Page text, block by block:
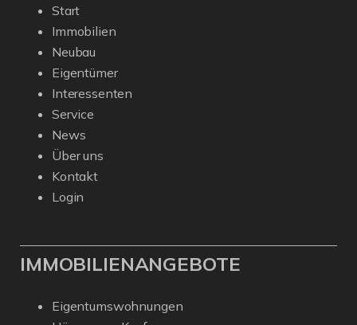
Start
Immobilien
Neubau
Eigentümer
Interessenten
Service
News
Über uns
Kontakt
Login
IMMOBILIENANGEBOTE
Eigentumswohnungen